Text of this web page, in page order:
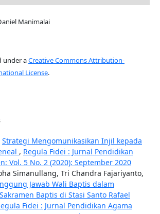
Manimalai
under aCreative Commons Attribution-
License.
Strategi Mengomunikasikan Injil kepada
, Regula Fidei : Jurnal Pendidikan
Vol. 5 No. 2 (2020): September 2020
Simanullang, Tri Chandra Fajariyanto,
Jawab Wali Baptis dalam
Baptis di Stasi Santo Rafael
Fidei : Jurnal Pendidikan Agama